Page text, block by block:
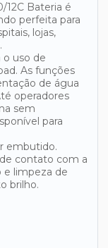
12C Bateria é
perfeita para
lojas,
o uso de
As funções
de água
operadores
sem
para
embutido.
contato com a
e limpeza de
brilho.